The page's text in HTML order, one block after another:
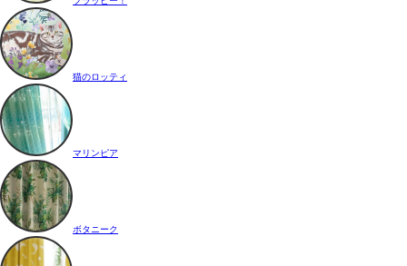
猫のロッティ
マリンピア
ボタニーク